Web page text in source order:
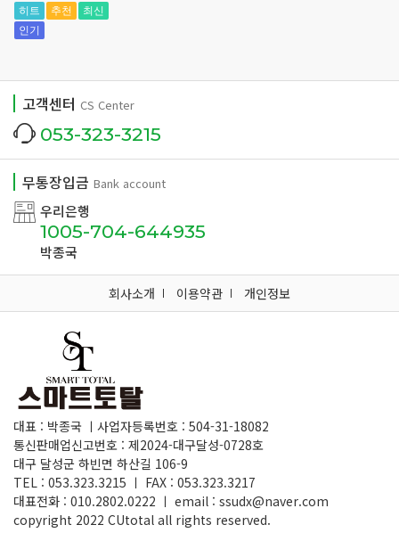
히트 추천
최신
인기
고객센터 CS Center
053-323-3215
무통장입금 Bank account
우리은행
1005-704-644935
박종국
회사소개 이용약관 개인정보
대표 : 박종국 ㅣ사업자등록번호 : 504-31-18082
통신판매업신고번호 : 제2024-대구달성-0728호
대구 달성군 하빈면 하산길 106-9
TEL : 053.323.3215 ㅣ FAX : 053.323.3217
대표전화 : 010.2802.0222 ㅣ email : ssudx@naver.com
copyright 2022 CUtotal all rights reserved.